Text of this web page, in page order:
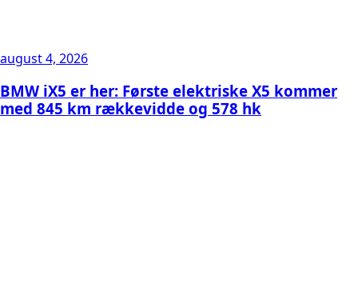
august 4, 2026
BMW iX5 er her: Første elektriske X5 kommer
med 845 km rækkevidde og 578 hk